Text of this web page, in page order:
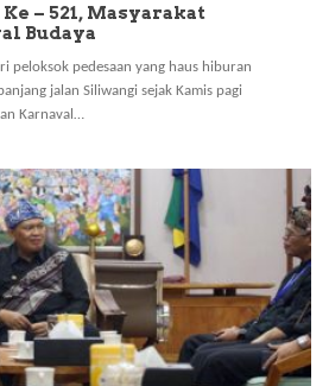
– 521, Masyarakat
Budaya
peloksok pedesaan yang haus hiburan
jalan Siliwangi sejak Kamis pagi
Karnaval…